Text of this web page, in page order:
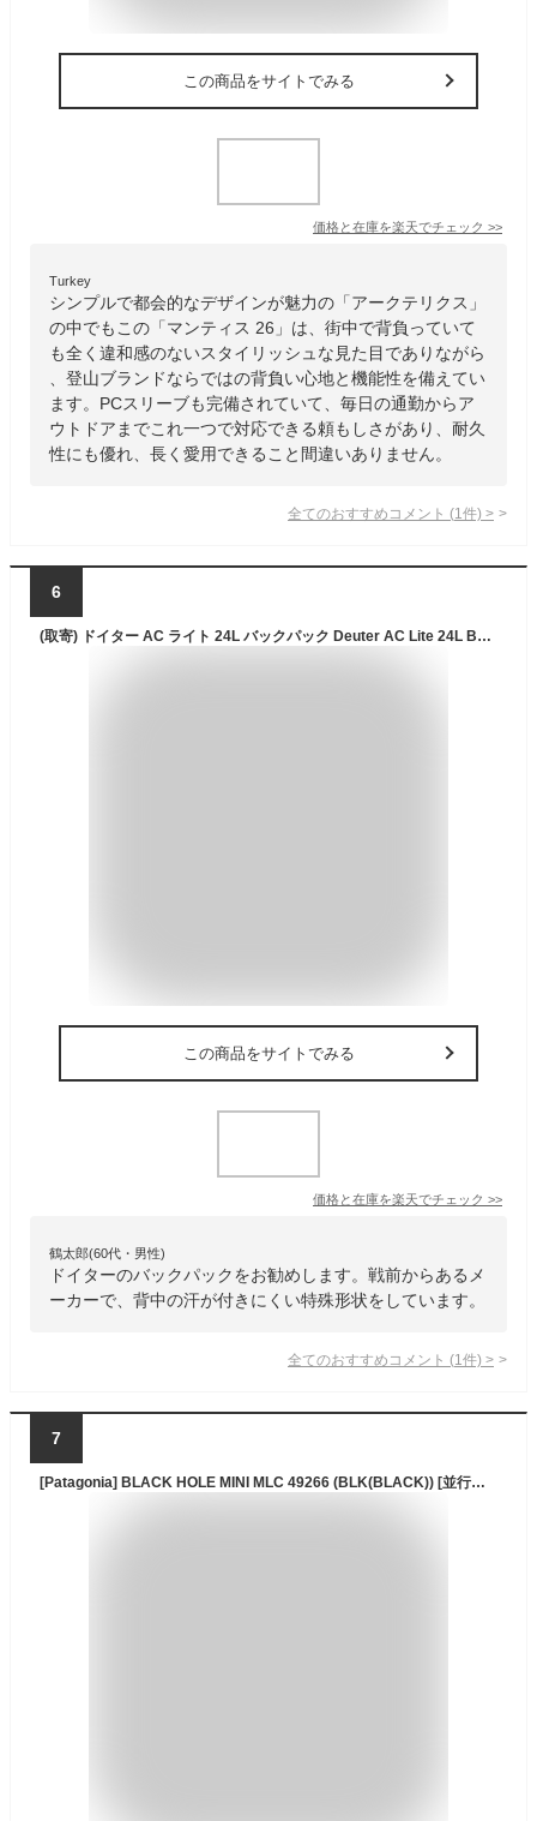
この商品をサイトでみる
価格と在庫を楽天でチェック >>
Turkey
シンプルで都会的なデザインが魅力の「アークテリクス」
の中でもこの「マンティス 26」は、街中で背負っていて
も全く違和感のないスタイリッシュな見た目でありながら
、登山ブランドならではの背負い心地と機能性を備えてい
ます。PCスリーブも完備されていて、毎日の通勤からア
ウトドアまでこれ一つで対応できる頼もしさがあり、耐久
性にも優れ、長く愛用できること間違いありません。
全てのおすすめコメント (1 件) >
6
(取寄) ドイター AC ライト 24L バックパック Deuter AC Lite 24L Backpack Atlantic/Ink
この商品をサイトでみる
価格と在庫を楽天でチェック >>
鶴太郎(60代・男性)
ドイターのバックパックをお勧めします。戦前からあるメ
ーカーで、背中の汗が付きにくい特殊形状をしています。
全てのおすすめコメント (1 件) >
7
[Patagonia] BLACK HOLE MINI MLC 49266 (BLK(BLACK)) [並行輸入品]